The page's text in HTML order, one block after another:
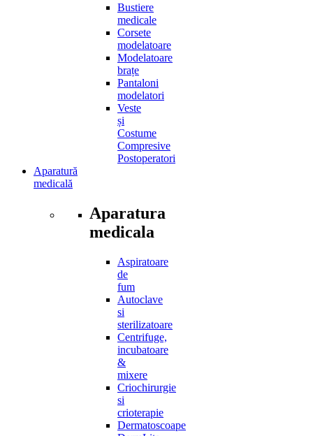
Bustiere
medicale
Corsete
modelatoare
Modelatoare
brațe
Pantaloni
modelatori
Veste
și
Costume
Compresive
Postoperatori
Aparatură
medicală
Aparatura
medicala
Aspiratoare
de
fum
Autoclave
si
sterilizatoare
Centrifuge,
incubatoare
&
mixere
Criochirurgie
si
crioterapie
Dermatoscoape